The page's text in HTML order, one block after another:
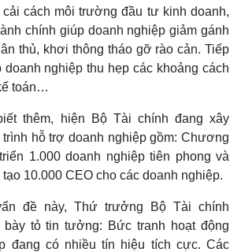
cách môi trường đầu tư kinh doanh,
chính giúp doanh nghiệp giảm gánh
thủ, khơi thông tháo gỡ rào cản. Tiếp
nghiệp thu hẹp các khoảng cách
toán…
thêm, hiện Bộ Tài chính đang xây
hỗ trợ doanh nghiệp gồm: Chương
1.000 doanh nghiệp tiên phong và
10.000 CEO cho các doanh nghiệp.
đề này, Thứ trưởng Bộ Tài chính
tỏ tin tưởng: Bức tranh hoạt động
đang có nhiều tín hiệu tích cực. Các